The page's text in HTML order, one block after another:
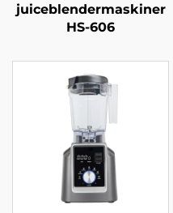
juiceblendermaskiner
HS-606